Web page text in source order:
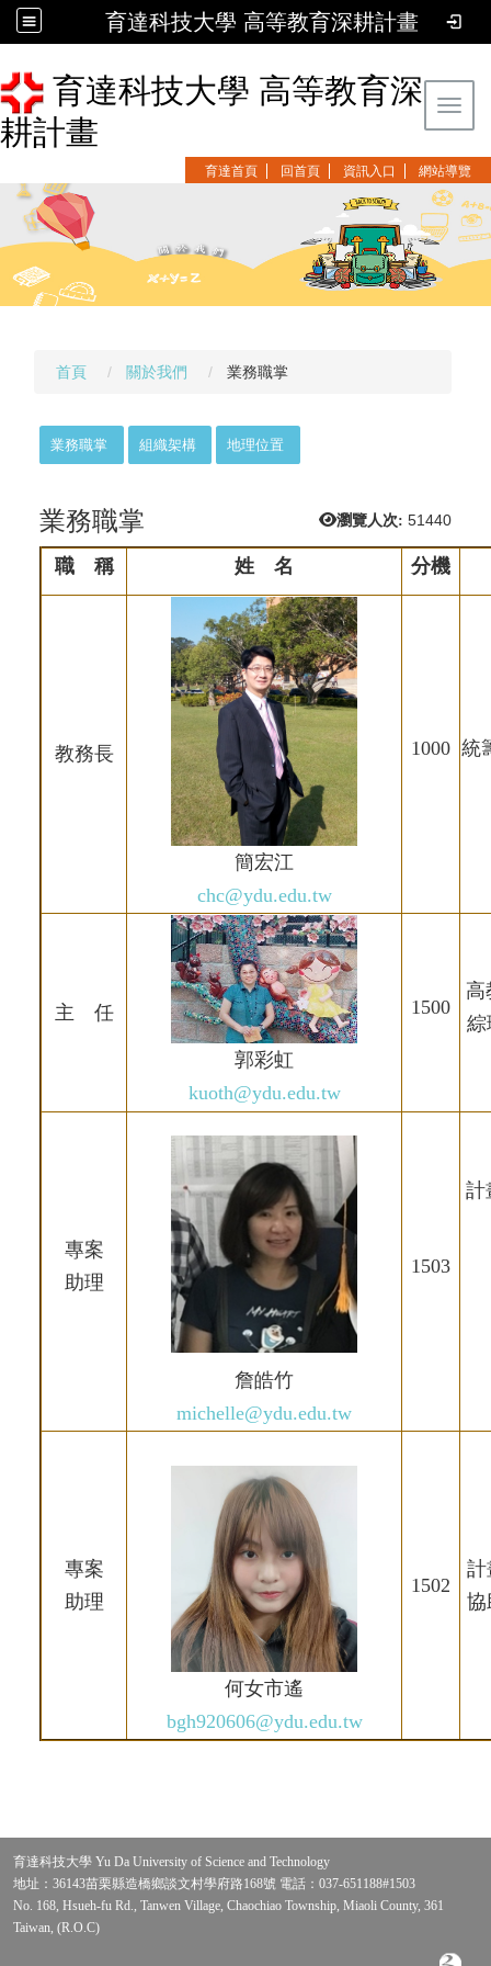
育達科技大學 高等教育深耕計畫
育達科技大學 高等教育深
耕計畫
育達首頁 回首頁 資訊入口 網站導覽
首頁 關於我們 業務職掌
業務職掌 組織架構 地理位置
瀏覽人次: 51440
業務職掌
職 稱 姓 名 分機
教務長
簡宏江
chc@ydu.edu.tw
1000 統
主 任
郭彩虹
kuoth@ydu.edu.tw
1500
高
綜
專案
助理
詹皓竹
michelle@ydu.edu.tw
1503
計
專案
助理
何女市遙
bgh920606@ydu.edu.tw
1502
計
協
育達科技大學 Yu Da University of Science and Technology
地址：36143苗栗縣造橋鄉談文村學府路168號 電話：037-651188#1503
No. 168, Hsueh-fu Rd., Tanwen Village, Chaochiao Township, Miaoli County, 361
Taiwan, (R.O.C)